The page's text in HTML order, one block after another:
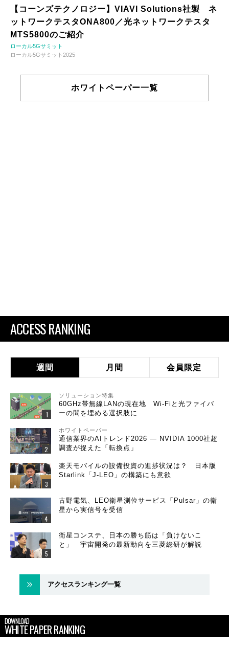
【コーンズテクノロジー】VIAVI Solutions社製 ネ
ットワークテスタONA800／光ネットワークテスタ
MTS5800のご紹介
ローカル5Gサミット
ローカル5Gサミット2025
ホワイトペーパー一覧
ACCESS RANKING
週間 月間 会員限定
ソリューション特集
60GHz帯無線LANの現在地 Wi-Fiと光ファイバ
ーの間を埋める選択肢に
ホワイトペーパー
通信業界のAIトレンド2026 ― NVIDIA 1000社超
調査が捉えた「転換点」
楽天モバイルの設備投資の進捗状況は？ 日本版
Starlink「J-LEO」の構築にも意欲
古野電気、LEO衛星測位サービス「Pulsar」の衛
星から実信号を受信
衛星コンステ、日本の勝ち筋は「負けないこ
と」 宇宙開発の最新動向を三菱総研が解説
アクセスランキング一覧
DOWNLOAD
WHITE PAPER RANKING